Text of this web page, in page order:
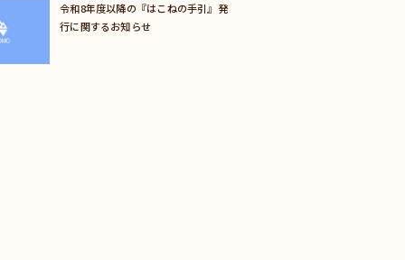
令和8年度以降の『はこねの手引』発
行に関するお知らせ